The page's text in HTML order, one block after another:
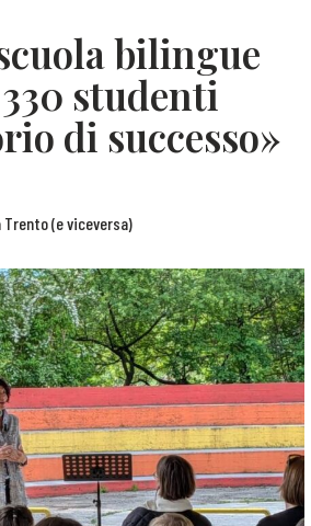
bilingue
studenti
di successo»
(e viceversa)